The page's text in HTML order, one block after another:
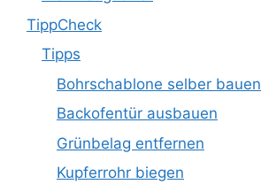
TippCheck
Tipps
Bohrschablone selber bauen
Backofentür ausbauen
Grünbelag entfernen
Kupferrohr biegen